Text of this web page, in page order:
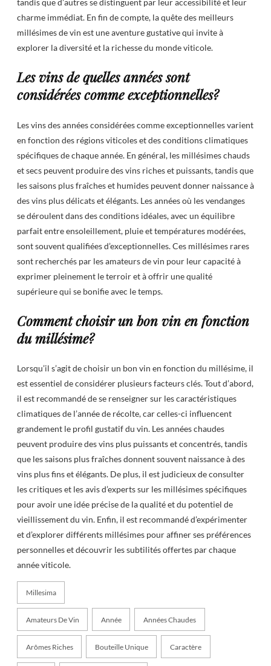
charme immédiat. En fin de compte, la quête des meilleurs
millésimes de vin est une aventure gustative qui invite à
explorer la diversité et la richesse du monde viticole.
Les vins de quelles années sont
considérées comme exceptionnelles?
Les vins des années considérées comme exceptionnelles varient
en fonction des régions viticoles et des conditions climatiques
spécifiques de chaque année. En général, les millésimes chauds
et secs peuvent produire des vins riches et puissants, tandis que
les saisons plus fraîches et humides peuvent donner naissance à
des vins plus délicats et élégants. Les années où les vendanges
se déroulent dans des conditions idéales, avec un équilibre
parfait entre ensoleillement, pluie et températures modérées,
sont souvent qualifiées d’exceptionnelles. Ces millésimes rares
sont recherchés par les amateurs de vin pour leur capacité à
exprimer pleinement le terroir et à offrir une qualité
supérieure qui se bonifie avec le temps.
Comment choisir un bon vin en fonction
du millésime?
Lorsqu’il s’agit de choisir un bon vin en fonction du millésime, il
est essentiel de considérer plusieurs facteurs clés. Tout d’abord,
il est recommandé de se renseigner sur les caractéristiques
climatiques de l’année de récolte, car celles-ci influencent
grandement le profil gustatif du vin. Les années chaudes
peuvent produire des vins plus puissants et concentrés, tandis
que les saisons plus fraîches donnent souvent naissance à des
vins plus fins et élégants. De plus, il est judicieux de consulter
les critiques et les avis d’experts sur les millésimes spécifiques
pour avoir une idée précise de la qualité et du potentiel de
vieillissement du vin. Enfin, il est recommandé d’expérimenter
et d’explorer différents millésimes pour affiner ses préférences
personnelles et découvrir les subtilités offertes par chaque
année viticole.
Millesima
Amateurs De Vin Année Années Chaudes
Arômes Riches Bouteille Unique Caractère